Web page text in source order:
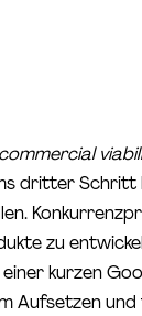
dritter Schritt
zu
kurzen
Aufsetzen und